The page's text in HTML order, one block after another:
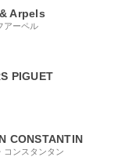
Arpels
アーペル
PIGUET
CONSTANTIN
コンスタンタン